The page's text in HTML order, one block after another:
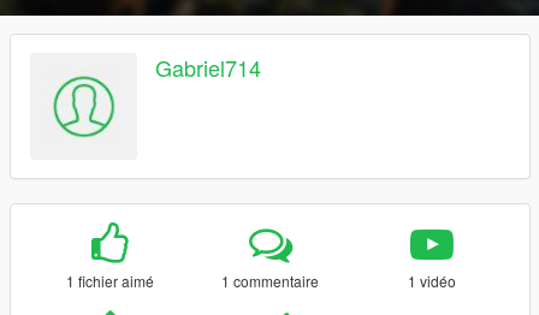
Gabriel714
1 fichier aimé 1 commentaire 1 vidéo